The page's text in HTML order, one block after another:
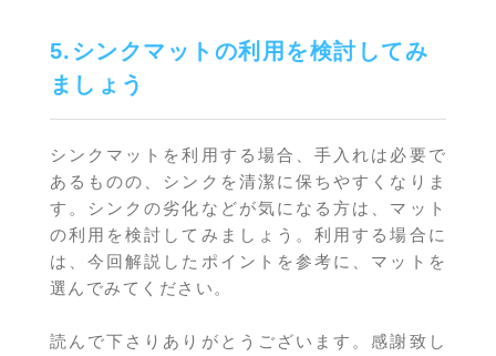
5.シンクマットの利用を検討してみ
ましょう
シンクマットを利用する場合、手入れは必要で
あるものの、シンクを清潔に保ちやすくなりま
す。シンクの劣化などが気になる方は、マット
の利用を検討してみましょう。利用する場合に
は、今回解説したポイントを参考に、マットを
選んでみてください。
読んで下さりありがとうございます。感謝致し